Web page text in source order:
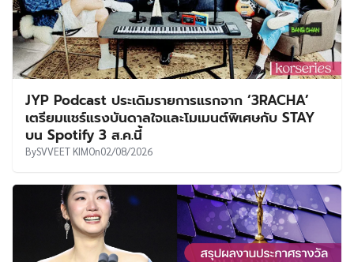
JYP Podcast ประเดิมรายการแรกจาก ‘3RACHA’
เตรียมแชร์แรงบันดาลใจและโมเมนต์พิเศษกับ STAY
บน Spotify 3 ส.ค.นี้
BySVVEET KIMOn02/08/2026